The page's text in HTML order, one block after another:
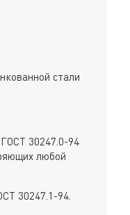
стали
30247.0-94
любой
30247.1-94.